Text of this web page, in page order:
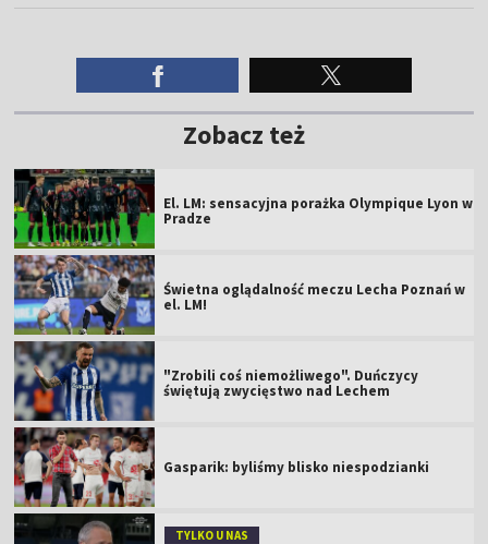
Zobacz też
El. LM: sensacyjna porażka Olympique Lyon w
Pradze
Świetna oglądalność meczu Lecha Poznań w
el. LM!
"Zrobili coś niemożliwego". Duńczycy
świętują zwycięstwo nad Lechem
Gasparik: byliśmy blisko niespodzianki
TYLKO U NAS